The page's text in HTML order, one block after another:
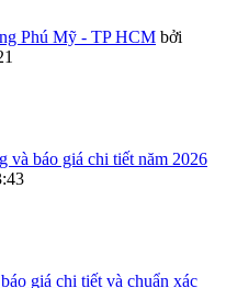
Phú Mỹ - TP HCM bởi
và báo giá chi tiết năm 2026
giá chi tiết và chuẩn xác